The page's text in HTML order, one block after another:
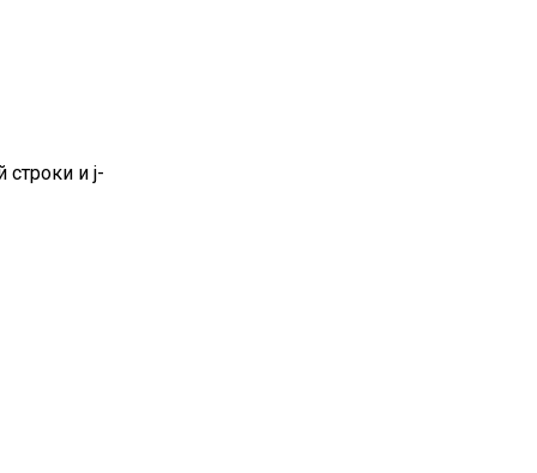
строки и j-